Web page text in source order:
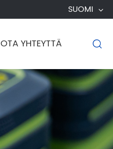
SUOMI
OTA YHTEYTTÄ 